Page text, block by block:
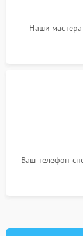
Наши
Ваш телефон